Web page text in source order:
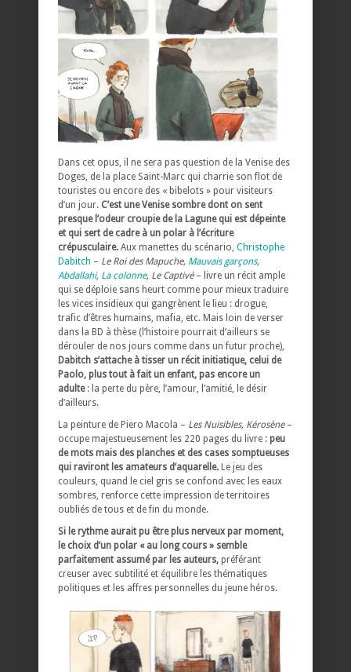
Dans cet opus, il ne sera pas question de la Venise des
Doges, de la place Saint-Marc qui charrie son flot de
touristes ou encore des « bibelots » pour visiteurs
d’un jour. C’est une Venise sombre dont on sent
presque l’odeur croupie de la Lagune qui est dépeinte
et qui sert de cadre à un polar à l’écriture
crépusculaire. Aux manettes du scénario, Christophe
Dabitch – Le Roi des Mapuche, Mauvais garçons,
Abdallahi, La colonne, Le Captivé– livre un récit ample
qui se déploie sans heurt comme pour mieux traduire
les vices insidieux qui gangrènent le lieu : drogue,
trafic d’êtres humains, mafia, etc. Mais loin de verser
dans la BD à thèse (l’histoire pourrait d’ailleurs se
dérouler de nos jours comme dans un futur proche),
Dabitch s’attache à tisser un récit initiatique, celui de
Paolo, plus tout à fait un enfant, pas encore un
adulte: la perte du père, l’amour, l’amitié, le désir
d’ailleurs.
La peinture de Piero Macola – Les Nuisibles, Kérosène–
occupe majestueusement les 220 pages du livre : peu
de mots mais des planches et des cases somptueuses
qui raviront les amateurs d’aquarelle. Le jeu des
couleurs, quand le ciel gris se confond avec les eaux
sombres, renforce cette impression de territoires
oubliés de tous et de fin du monde.
Si le rythme aurait pu être plus nerveux par moment,
le choix d’un polar « au long cours » semble
parfaitement assumé par les auteurs, préférant
creuser avec subtilité et équilibre les thématiques
politiques et les affres personnelles du jeune héros.